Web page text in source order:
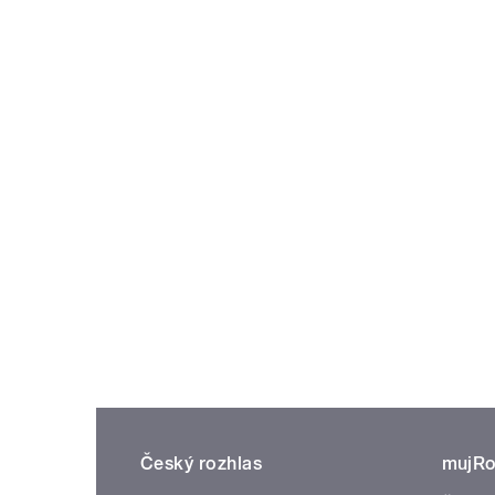
Český rozhlas